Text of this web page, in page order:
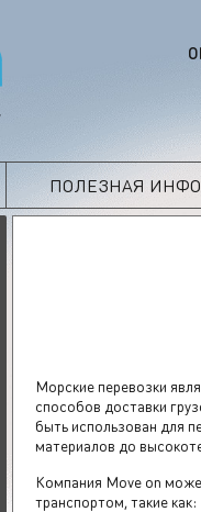
ПОЛЕЗНАЯ
Морские перевозки
способов доставки
быть использован для
материалов до
Компания Move on
транспортом, такие как: